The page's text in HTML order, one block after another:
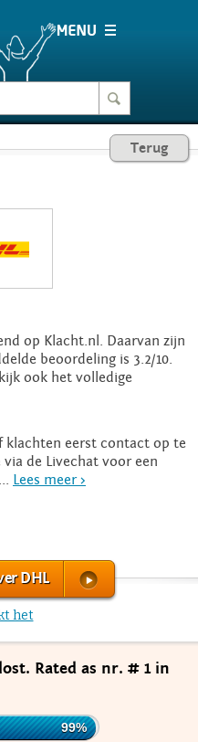
Terug
op Klacht.nl. Daarvan zijn
beoordeling is 3.2/10.
ook het volledige
klachten eerst contact op te
de Livechat voor een
Lees meer >
DHL
het
Rated as nr. # 1 in
99%